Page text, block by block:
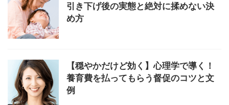
引き下げ後の実態と絶対に揉めない決
め方
【穏やかだけど効く】心理学で導く！
養育費を払ってもらう督促のコツと文
例